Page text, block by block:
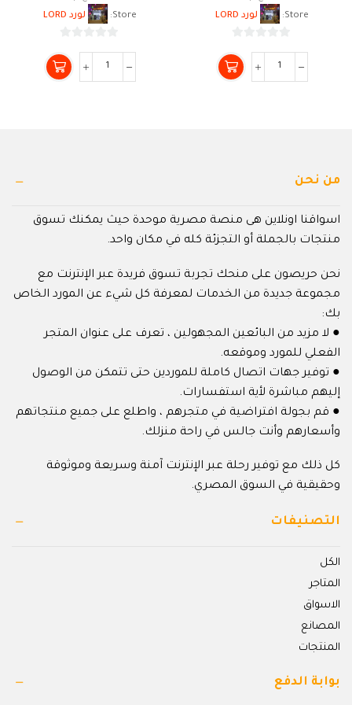
Store:
لورد LORD
من
5
Store:
لورد LORD
من
5
من نحن
اسواقنا اونلاين هى منصة مصرية موحدة حيث يمكنك تسوق
منتجات بالجملة أو التجزئة كله في مكان واحد.
نحن حريصون على منحك تجربة تسوق فريدة عبر الإنترنت مع
مجموعة جديدة من الخدمات لمعرفة كل شيء عن المورد الخاص
بك:
● لا مزيد من البائعين المجهولين ، تعرف على عنوان المتجر
الفعلي للمورد وموقعه.
● توفير جهات اتصال كاملة للموردين حتى تتمكن من الوصول
إليهم مباشرة لأية استفسارات.
● قم بجولة افتراضية في متجرهم ، واطلع على جميع منتجاتهم
وأسعارهم وأنت جالس في راحة منزلك.
كل ذلك مع توفير رحلة عبر الإنترنت آمنة وسريعة وموثوقة
وحقيقية في السوق المصري.
التصنيفات
الكل
المتاجر
الاسواق
المصانع
المنتجات
بوابة الدفع